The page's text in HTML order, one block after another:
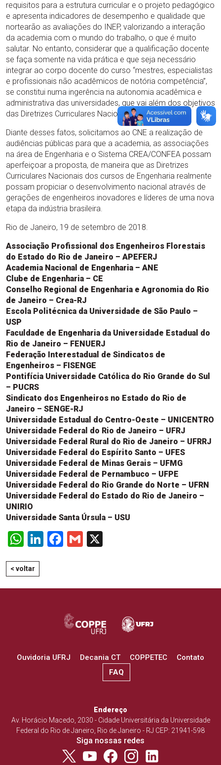
requisitos para a estrutura curricular e o projeto pedagógico
e apresenta indicadores de desempenho e qualidade que
nortearão as avaliações do INEP, valorizando a interação
da academia com o mundo do trabalho, o que é muito
salutar. No entanto, considerar que a qualificação docente
se faça somente na vida prática e que seja necessário
integrar ao corpo docente do curso “mestres, especialistas
e profissionais não acadêmicos de notória competência”,
se constitui numa ingerência na autonomia acadêmica e
administrativa das universidades, que vai além dos objetivos
das Diretrizes Curriculares Nacionais.
Diante desses fatos, solicitamos ao CNE a realização de
audiências públicas para que a academia, as associações
na área de Engenharia e o Sistema CREA/CONFEA possam
aperfeiçoar a proposta, de maneira que as Diretrizes
Curriculares Nacionais dos cursos de Engenharia realmente
possam propiciar o desenvolvimento nacional através de
gerações de engenheiros inovadores e líderes de uma nova
etapa da indústria brasileira.
Rio de Janeiro, 19 de setembro de 2018.
Associação Profissional dos Engenheiros Florestais
do Estado do Rio de Janeiro – APEFERJ
Academia Nacional de Engenharia – ANE
Clube de Engenharia – CE
Conselho Regional de Engenharia e Agronomia do Rio
de Janeiro – Crea-RJ
Escola Politécnica da Universidade de São Paulo –
USP
Faculdade de Engenharia da Universidade Estadual do
Rio de Janeiro – FENUERJ
Federação Interestadual de Sindicatos de
Engenheiros – FISENGE
Pontifícia Universidade Católica do Rio Grande do Sul
– PUCRS
Sindicato dos Engenheiros no Estado do Rio de
Janeiro – SENGE-RJ
Universidade Estadual do Centro-Oeste – UNICENTRO
Universidade Federal do Rio de Janeiro – UFRJ
Universidade Federal Rural do Rio de Janeiro – UFRRJ
Universidade Federal do Espírito Santo – UFES
Universidade Federal de Minas Gerais – UFMG
Universidade Federal de Pernambuco – UFPE
Universidade Federal do Rio Grande do Norte – UFRN
Universidade Federal do Estado do Rio de Janeiro –
UNIRIO
Universidade Santa Úrsula – USU
WhatsApp
LinkedIn
Facebook
Gmail
< voltar
Ouvidoria UFRJ Decania CT COPPETEC
Contato
FAQ
Endereço
Av. Horácio Macedo, 2030 - Cidade Universitária da Universidade
Federal do Rio de Janeiro, Rio de Janeiro - RJ CEP: 21941-598
Siga nossas redes